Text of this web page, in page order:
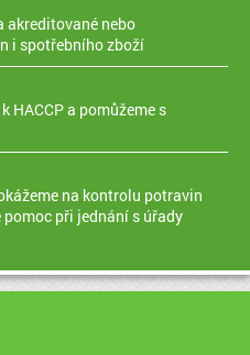
akreditované nebo
i spotřebního zboží
HACCP a pomůžeme s
na kontrolu potravin
při jednání s úřady